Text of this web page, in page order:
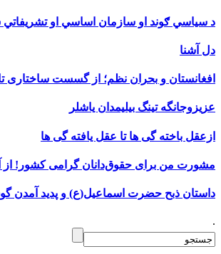
د سیاسي ګوند او سازمان اساسي او تشریفاتي
دل آشنا
افغانستان و بحران نظم؛ از گسست ساختاری
عزیزوجانگه تینگ بیلیمدان یاشلر
ازعقل باخته گی ها تا عقل یافته گی ها
مشورت من برای حقوق‌دانان گرامی کشور! از
داستان ذبح حضرت اسماعیل(ع) و پدید آمدن
.